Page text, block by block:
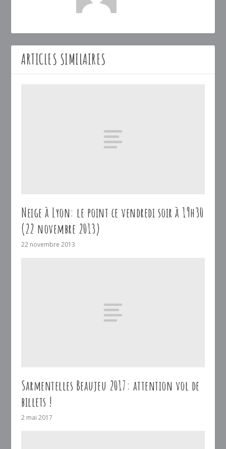
ARTICLES SIMILAIRES
Neige à Lyon: le point ce vendredi soir à 19h30
(22 novembre 2013)
22 novembre 2013
Sarmentelles Beaujeu 2017: attention vol de
billets !
2 mai 2017